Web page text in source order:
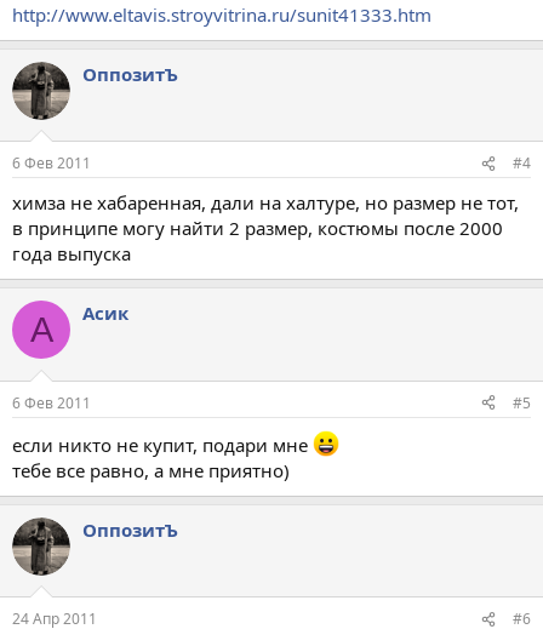
http://www.eltavis.stroyvitrina.ru/sunit41333.htm
ОппозитЪ
6 Фев 2011 #4
химза не хабаренная, дали на халтуре, но размер не тот,
в принципе могу найти 2 размер, костюмы после 2000
года выпуска
А Асик
6 Фев 2011 #5
если никто не купит, подари мне
тебе все равно, а мне приятно)
ОппозитЪ
24 Апр 2011 #6